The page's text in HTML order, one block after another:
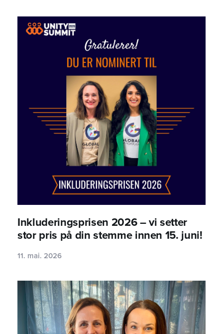
Inkluderingsprisen 2026 – vi setter
stor pris på din stemme innen 15. juni!
11. mai. 2026